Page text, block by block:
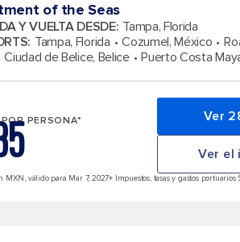
of the Seas
Y VUELTA DESDE: Tampa, Florida
: Tampa, Florida Cozumel, México
Ciudad de Belice, Belice Puerto Costa
PERSONA* Ver
Ver el
MXN, válido para Mar 7, 2027+ Impuestos, tasas y gastos